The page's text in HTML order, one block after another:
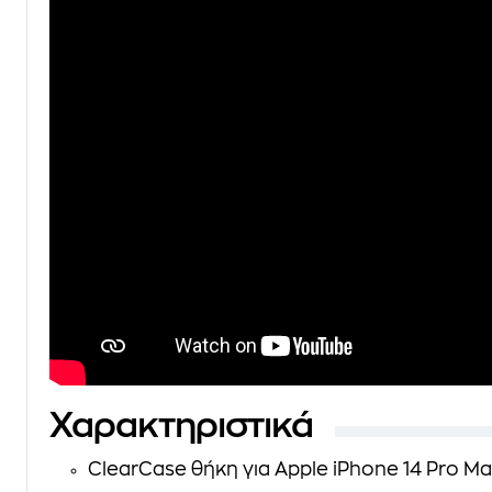
Χαρακτηριστικά
ClearCase θήκη για Apple iPhone 14 Pro